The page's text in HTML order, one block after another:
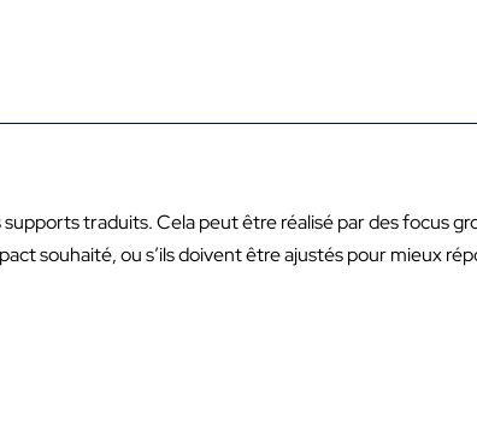
traduits. Cela peut être réalisé par des focus
souhaité, ou s’ils doivent être ajustés pour mieux